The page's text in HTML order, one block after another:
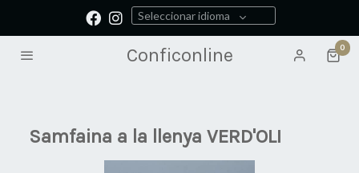
Seleccionar idioma
Conficonline 0
Samfaina a la llenya VERD'OLI